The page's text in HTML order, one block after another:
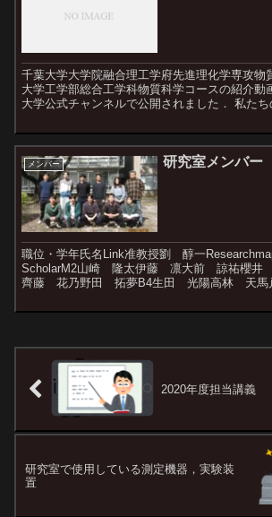
千葉大学大学院融合理工学府先進理化学専攻物
大学工学部総合工学科物質科学コースの紹介動
大学公式チャンネルで公開されました． 私たちの研究室が紹介され
メンバー 研究室メンバー
職位・学年氏名Link准教授劉 醇一
ScholarM2山崎 隆太伊藤 凛大前 諒祐櫻井
齊藤 花乃野田 拓夢B4生田 光陽高林 天
2020年度担当講義
研究室で使用している測定機器，実験装
置